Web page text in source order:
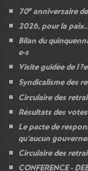
70eanniversaire
2026, pour la
Bilan du
e-s
Visite guidée de l
Syndicalisme des
Circulaire des
Résultats des
Le pacte de
qu’aucun
Circulaire des
CONFERENCE-